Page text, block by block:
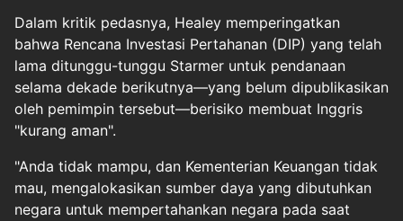
Dalam kritik pedasnya, Healey memperingatkan
bahwa Rencana Investasi Pertahanan (DIP) yang telah
lama ditunggu-tunggu Starmer untuk pendanaan
selama dekade berikutnya—yang belum dipublikasikan
oleh pemimpin tersebut—berisiko membuat Inggris
"kurang aman".
"Anda tidak mampu, dan Kementerian Keuangan tidak
mau, mengalokasikan sumber daya yang dibutuhkan
negara untuk mempertahankan negara pada saat